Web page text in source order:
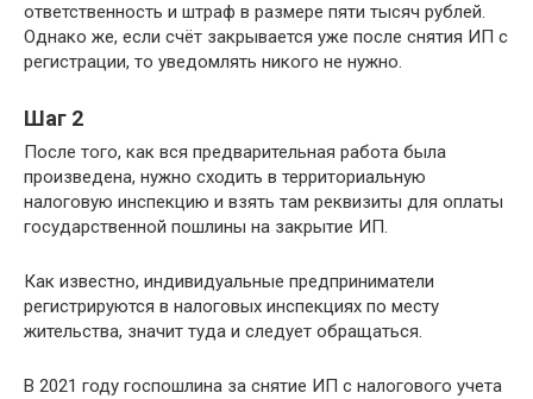
ответственность и штраф в размере пяти тысяч рублей.
Однако же, если счёт закрывается уже после снятия ИП с
регистрации, то уведомлять никого не нужно.
Шаг 2
После того, как вся предварительная работа была
произведена, нужно сходить в территориальную
налоговую инспекцию и взять там реквизиты для оплаты
государственной пошлины на закрытие ИП.
Как известно, индивидуальные предприниматели
регистрируются в налоговых инспекциях по месту
жительства, значит туда и следует обращаться.
В 2021 году госпошлина за снятие ИП с налогового учета